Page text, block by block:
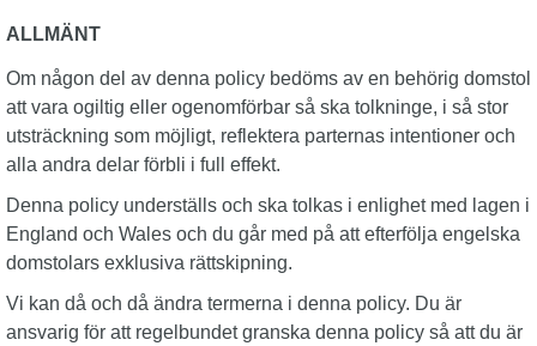
ALLMÄNT
Om någon del av denna policy bedöms av en behörig domstol
att vara ogiltig eller ogenomförbar så ska tolkninge, i så stor
utsträckning som möjligt, reflektera parternas intentioner och
alla andra delar förbli i full effekt.
Denna policy underställs och ska tolkas i enlighet med lagen i
England och Wales och du går med på att efterfölja engelska
domstolars exklusiva rättskipning.
Vi kan då och då ändra termerna i denna policy. Du är
ansvarig för att regelbundet granska denna policy så att du är